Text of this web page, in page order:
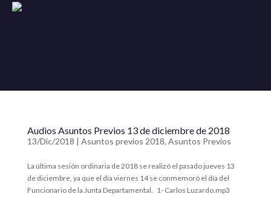
Audios Asuntos Previos 13 de diciembre de 2018
13/Dic/2018 | Asuntos previos 2018, Asuntos Previos
La última sesión ordinaria de 2018 se realizó el pasado jueves 13
de diciembre, ya que el día viernes 14 se conmemoró el día del
Funcionario de la Junta Departamental. 1- Carlos Luzardo.mp3